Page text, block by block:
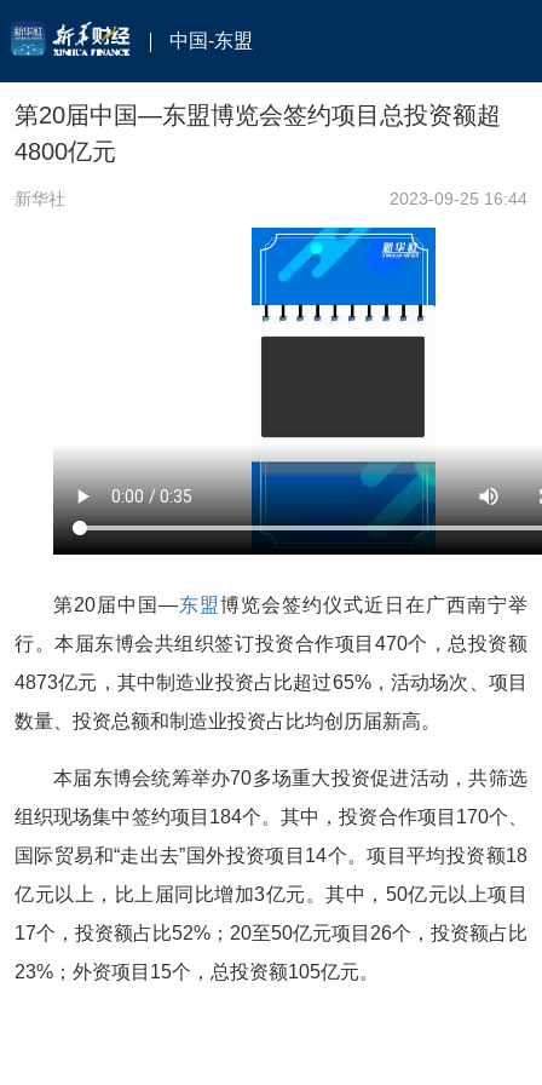
中国-东盟
第20届中国—东盟博览会签约项目总投资额超
4800亿元
新华社 2023-09-25 16:44
第20届中国—东盟博览会签约仪式近日在广西南宁举
行。本届东博会共组织签订投资合作项目470个，总投资额
4873亿元，其中制造业投资占比超过65%，活动场次、项目
数量、投资总额和制造业投资占比均创历届新高。
本届东博会统筹举办70多场重大投资促进活动，共筛选
组织现场集中签约项目184个。其中，投资合作项目170个、
国际贸易和“走出去”国外投资项目14个。项目平均投资额18
亿元以上，比上届同比增加3亿元。其中，50亿元以上项目
17个，投资额占比52%；20至50亿元项目26个，投资额占比
23%；外资项目15个，总投资额105亿元。